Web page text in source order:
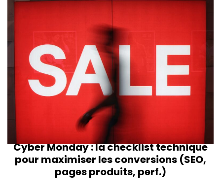
Digital et marketing
Cyber Monday : la checklist technique
pour maximiser les conversions (SEO,
pages produits, perf.)